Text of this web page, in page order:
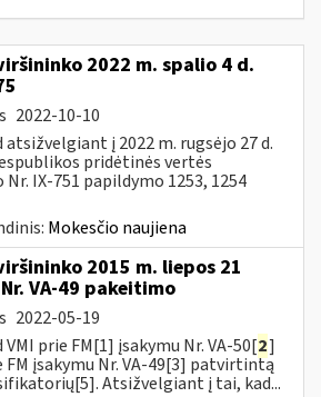
2022 m. spalio 4 d.
2022-10-10
į 2022 m. rugsėjo 27 d.
pridėtinės vertės
IX-751 papildymo 1253, 1254
Mokesčio naujiena
2015 m. liepos 21
VA-49 pakeitimo
2022-05-19
prie FM[1] įsakymu Nr. VA-50[2]
FM įsakymu Nr. VA-49[3] patvirtintą
Atsižvelgiant į tai, kad...